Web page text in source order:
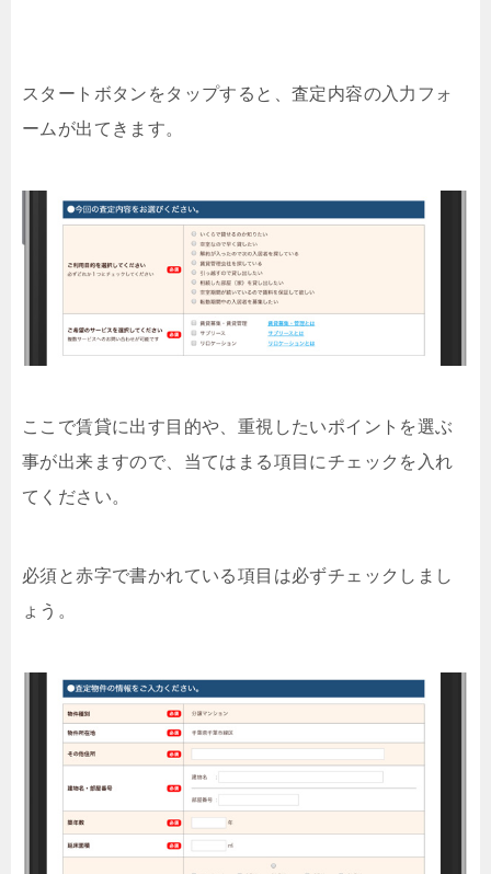
スタートボタンをタップすると、査定内容の入力フォ
ームが出てきます。
ここで賃貸に出す目的や、重視したいポイントを選ぶ
事が出来ますので、当てはまる項目にチェックを入れ
てください。
必須と赤字で書かれている項目は必ずチェックしまし
ょう。